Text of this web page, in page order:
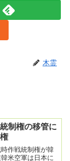
木霊
制権の移管に
作戦統制権が韓
米空軍は日本に